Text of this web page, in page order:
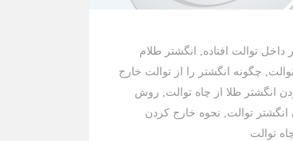
داخل توالت افتاده,
انگشتر طلام
, چگونه انگشتر را از توالت خارج
انگشتر طلا از چاه توالت, روش
توالت, نحوه خارج کردن
توالت